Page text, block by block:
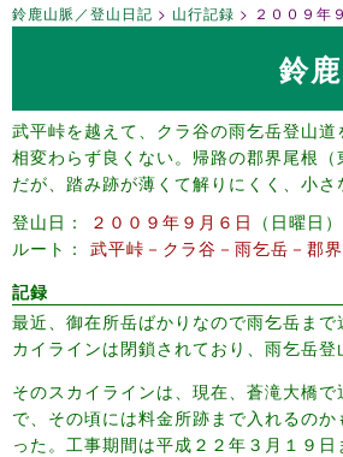
鈴鹿山脈／登山日記 山行記録 ２００９年
鈴
武平峠を越えて、クラ谷の雨乞岳登山
相変わらず良くない。帰路の郡界尾根
だが、踏み跡が薄くて解りにくく、小さ
登山日
２００９年９月６日
日曜日
ルート
武平峠－クラ谷－雨乞岳－郡
記録
最近、御在所岳ばかりなので雨乞岳ま
カイラインは閉鎖されており、雨乞岳
そのスカイラインは、現在、蒼滝大橋
で、その頃には料金所跡まで入れるの
った。工事期間は平成２２年３月１９